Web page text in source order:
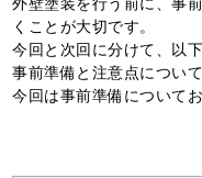
くことが大切です。
今回と次回に分けて、以
事前準備と注意点について
今回は事前準備について